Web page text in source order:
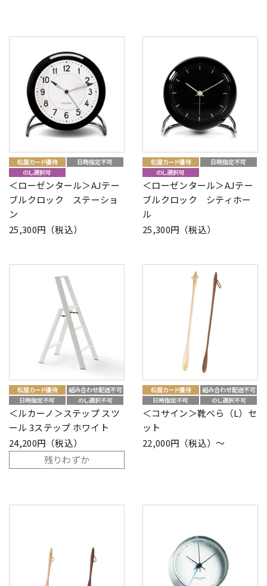
＜ローゼンタール＞AJテー
ブルクロック ステーショ
ン
25,300円（税込）
＜ローゼンタール＞AJテー
ブルクロック シティホー
ル
25,300円（税込）
＜ルカーノ＞ステップ スツ
ール 3ステップ ホワイト
24,200円（税込）
残りわずか
＜コサイン＞靴べら（L）セ
ット
22,000円（税込）～